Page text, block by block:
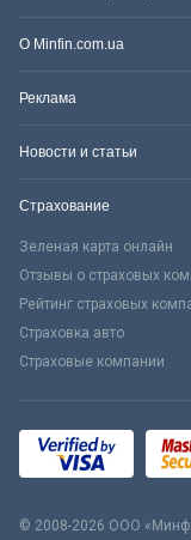
О Minfin.com.ua
Реклама
Новости и статьи
Страхование
Зеленая карта онлайн
Отзывы о страховых
Рейтинг страховых
Страховка авто
Страховые компании
© 2008-2026 ООО